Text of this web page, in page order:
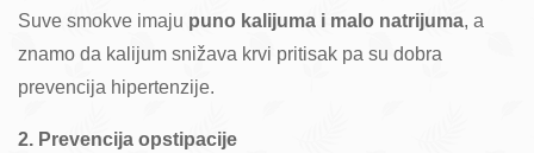
Suve smokve imaju puno kalijuma i malo natrijuma, a
znamo da kalijum snižava krvi pritisak pa su dobra
prevencija hipertenzije.
2. Prevencija opstipacije